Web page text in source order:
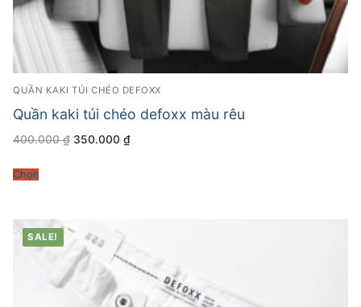
QUẦN KAKI TÚI CHÉO DEFOXX
Quần kaki túi chéo defoxx màu rêu
400.000₫ Giá
350.000 ₫Giá
Chọn
SALE!